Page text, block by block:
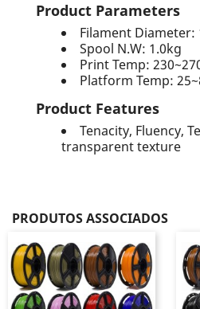
Product Parameters
Filament Diameter:
Spool N.W: 1.0kg
Print Temp:
Platform Temp:
Product Features
Tenacity, Fluency,
transparent texture
PRODUTOS ASSOCIADOS